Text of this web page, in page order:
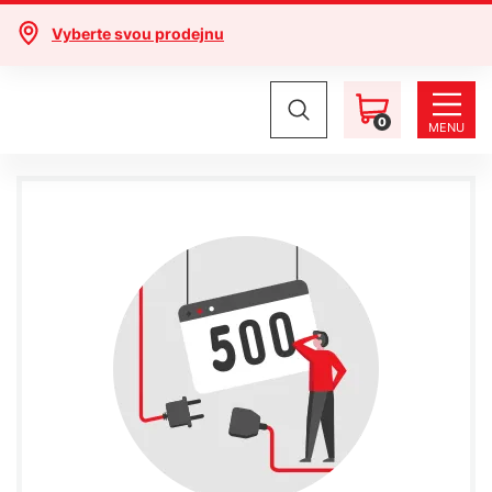
Vyberte svou prodejnu
0 MENU